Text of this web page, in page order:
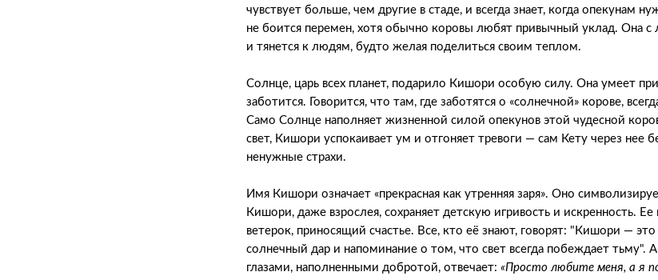
чувствует больше, чем другие в стаде, и всегда знает, когда опекунам
не боится перемен, хотя обычно коровы любят привычный уклад. Она
и тянется к людям, будто желая поделиться своим теплом.
Солнце, царь всех планет, подарило Кишори особую силу. Она умеет
заботится. Говорится, что там, где заботятся о «солнечной» корове,
Само Солнце наполняет жизненной силой опекунов этой чудесной
свет, Кишори успокаивает ум и отгоняет тревоги — сам Кету через нее
ненужные страхи.
Имя Кишори означает «прекрасная как утренняя заря». Оно
Кишори, даже взрослея, сохраняет детскую игривость и искренность. Ее
ветерок, приносящий счастье. Все, кто её знают, говорят: "Кишори —
солнечный дар и напоминание о том, что свет всегда побеждает тьму".
глазами, наполненными добротой, отвечает: «Просто любите меня, а я